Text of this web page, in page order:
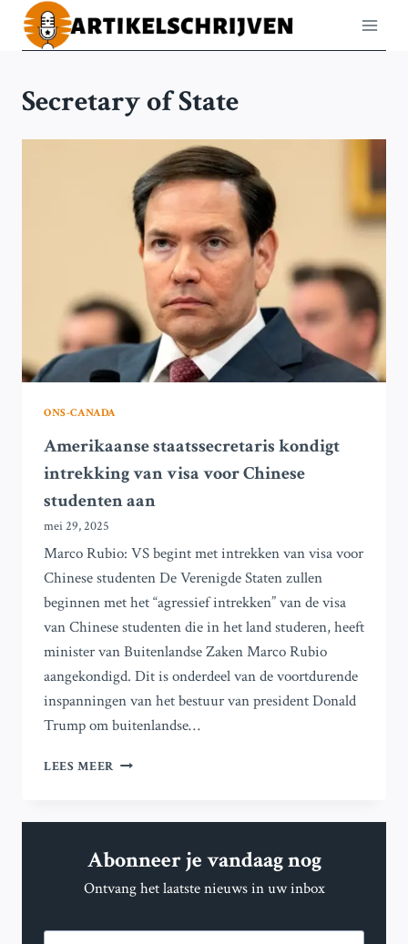
Doorgaan
naar
Secretary of State
ONS-CANADA
Amerikaanse staatssecretaris kondigt
intrekking van visa voor Chinese
studenten aan
mei 29, 2025
Marco Rubio: VS begint met intrekken van visa voor
Chinese studenten De Verenigde Staten zullen
beginnen met het “agressief intrekken” van de visa
van Chinese studenten die in het land studeren, heeft
minister van Buitenlandse Zaken Marco Rubio
aangekondigd. Dit is onderdeel van de voortdurende
inspanningen van het bestuur van president Donald
Trump om buitenlandse…
LEES MEER AMERIKAANSE
INTREKKING
VISA
CHINESE
AAN
Abonneer je vandaag nog
Ontvang het laatste nieuws in uw inbox